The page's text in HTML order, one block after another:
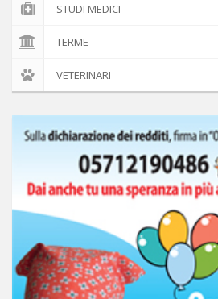
STUDI MEDICI
TERME
VETERINARI